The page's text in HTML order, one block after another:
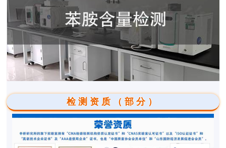
检测资质（部分）